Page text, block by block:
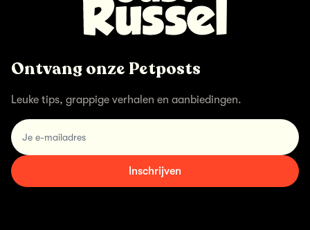
Ontvang onze Petposts
Leuke tips, grappige verhalen en aanbiedingen.
email
Inschrijven